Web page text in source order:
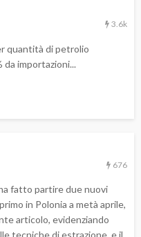
3.6k
quantità di petrolio
importazioni...
676
fatto partire due nuovi
in Polonia a metà aprile,
articolo, evidenziando